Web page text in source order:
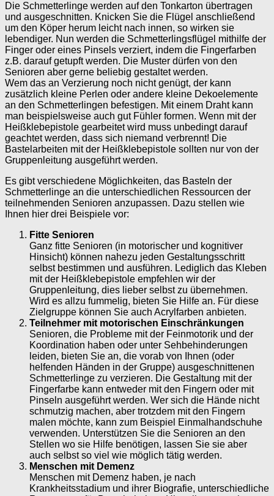
Die Schmetterlinge werden auf den Tonkarton übertragen
und ausgeschnitten. Knicken Sie die Flügel anschließend
um den Köper herum leicht nach innen, so wirken sie
lebendiger. Nun werden die Schmetterlingsflügel mithilfe der
Finger oder eines Pinsels verziert, indem die Fingerfarben
z.B. darauf getupft werden. Die Muster dürfen von den
Senioren aber gerne beliebig gestaltet werden.
Wem das an Verzierung noch nicht genügt, der kann
zusätzlich kleine Perlen oder andere kleine Dekoelemente
an den Schmetterlingen befestigen. Mit einem Draht kann
man beispielsweise auch gut Fühler formen. Wenn mit der
Heißklebepistole gearbeitet wird muss unbedingt darauf
geachtet werden, dass sich niemand verbrennt! Die
Bastelarbeiten mit der Heißklebepistole sollten nur von der
Gruppenleitung ausgeführt werden.
Es gibt verschiedene Möglichkeiten, das Basteln der
Schmetterlinge an die unterschiedlichen Ressourcen der
teilnehmenden Senioren anzupassen. Dazu stellen wie
Ihnen hier drei Beispiele vor:
Fitte Senioren
Ganz fitte Senioren (in motorischer und kognitiver
Hinsicht) können nahezu jeden Gestaltungsschritt
selbst bestimmen und ausführen. Lediglich das Kleben
mit der Heißklebepistole empfehlen wir der
Gruppenleitung, dies lieber selbst zu übernehmen.
Wird es allzu fummelig, bieten Sie Hilfe an. Für diese
Zielgruppe können Sie auch Acrylfarben anbieten.
Teilnehmer mit motorischen Einschränkungen
Senioren, die Probleme mit der Feinmotorik und der
Koordination haben oder unter Sehbehinderungen
leiden, bieten Sie an, die vorab von Ihnen (oder
helfenden Händen in der Gruppe) ausgeschnittenen
Schmetterlinge zu verzieren. Die Gestaltung mit der
Fingerfarbe kann entweder mit den Fingern oder mit
Pinseln ausgeführt werden. Wer sich die Hände nicht
schmutzig machen, aber trotzdem mit den Fingern
malen möchte, kann zum Beispiel Einmalhandschuhe
verwenden. Unterstützen Sie die Senioren an den
Stellen wo sie Hilfe benötigen, lassen Sie sie aber
auch selbst so viel wie möglich tätig werden.
Menschen mit Demenz
Menschen mit Demenz haben, je nach
Krankheitsstadium und ihrer Biografie, unterschiedliche